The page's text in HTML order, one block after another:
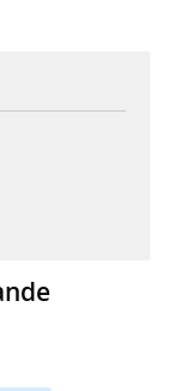
webbplats,